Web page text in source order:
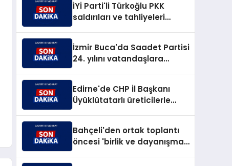
İYİ Parti'li Türkoğlu PKK
saldırıları ve tahliyeleri
İzmir Buca'da Saadet Partisi
24. yılını vatandaşlara
Edirne'de CHP İl Başkanı
Üyüklütatarlı üreticilerle
Bahçeli'den ortak toplantı
öncesi 'birlik ve dayanışma'